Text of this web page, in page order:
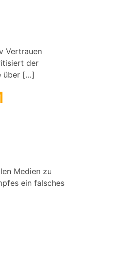
Vertrauen
der
über […]
Medien zu
ein falsches